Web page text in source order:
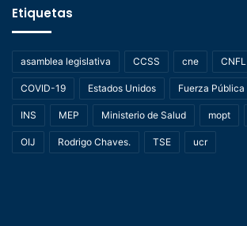
Etiquetas
asamblea legislativa CCSS cne CNFL
COVID-19 Estados Unidos Fuerza Pública
INS MEP Ministerio de Salud mopt
OIJ Rodrigo Chaves. TSE ucr